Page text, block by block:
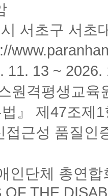
서초구 서초
11. 13 ~ 2026.
원격평생교육
법』 제47조
접근성 품질인
인단체 총연
THE